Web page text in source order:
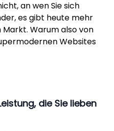
an wen Sie sich
es gibt heute mehr
Warum also von
Websites
die Sie lieben